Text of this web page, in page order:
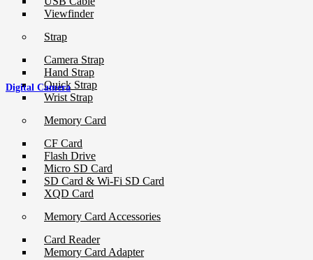
Viewfinder
Strap
Camera Strap
Hand Strap
Quick Strap
Wrist Strap
Memory Card
CF Card
Flash Drive
Micro SD Card
SD Card & Wi-Fi SD Card
XQD Card
Memory Card Accessories
Card Reader
Memory Card Adapter
Digital Camera